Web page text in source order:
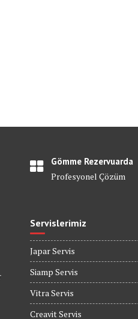
Gömme Rezervuarda
Profesyonel Çözüm
Servislerimiz
Japar Servis
Siamp Servis
Vitra Servis
Creavit Servis